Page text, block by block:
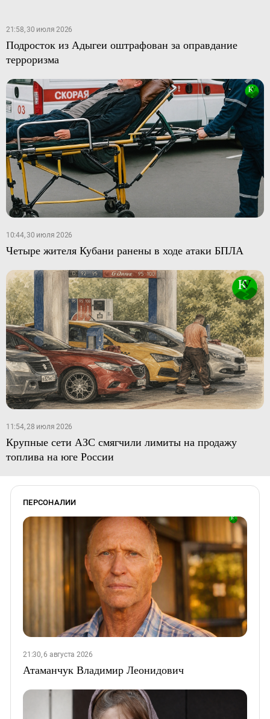
21:58, 30 июля 2026
Подросток из Адыгеи оштрафован за оправдание
терроризма
10:44, 30 июля 2026
Четыре жителя Кубани ранены в ходе атаки БПЛА
11:54, 28 июля 2026
Крупные сети АЗС смягчили лимиты на продажу
топлива на юге России
ПЕРСОНАЛИИ
21:30, 6 августа 2026
Атаманчук Владимир Леонидович